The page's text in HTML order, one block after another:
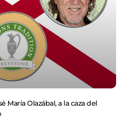
María Olazábal, a la caza del